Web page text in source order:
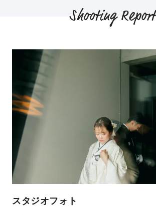
Shooting Report
スタジオフォト